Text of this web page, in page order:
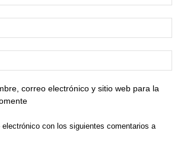
correo electrónico y sitio web para la
electrónico con los siguientes comentarios a